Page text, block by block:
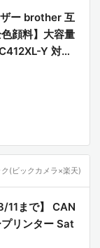
ー brother 互
顔料】大容量
Y 対応
高品質
(ビックカメラ×楽天)
11まで】 CAN
リンター Sat